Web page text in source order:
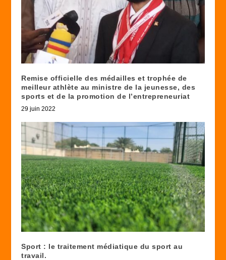
Remise officielle des médailles et trophée de
meilleur athlète au ministre de la jeunesse, des
sports et de la promotion de l’entrepreneuriat
29 juin 2022
Sport : le traitement médiatique du sport au
travail.